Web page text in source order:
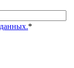
*